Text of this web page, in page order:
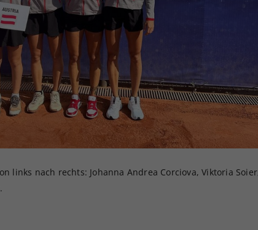
links nach rechts: Johanna Andrea Corciova, Viktoria